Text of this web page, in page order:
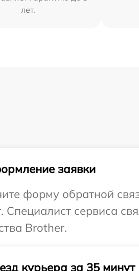
лет.
заявки
форму обратной
Специалист сервиса
Brother.
курьера за 35 минут